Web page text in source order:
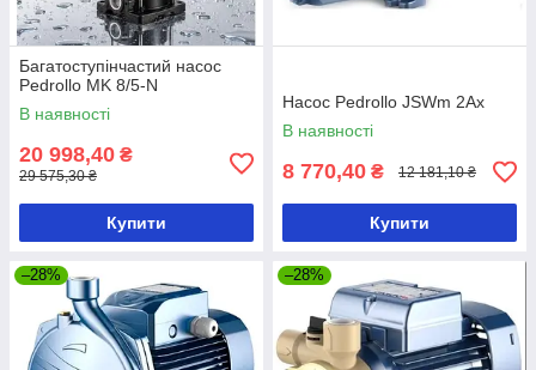
Багатоступінчастий насос
Pedrollo MK 8/5-N
В наявності
20 998,40 ₴
29 575,30 ₴
Купити
Насос Pedrollo JSWm 2Ax
В наявності
8 770,40 ₴ 12 181,10 ₴
Купити
–28% –28%